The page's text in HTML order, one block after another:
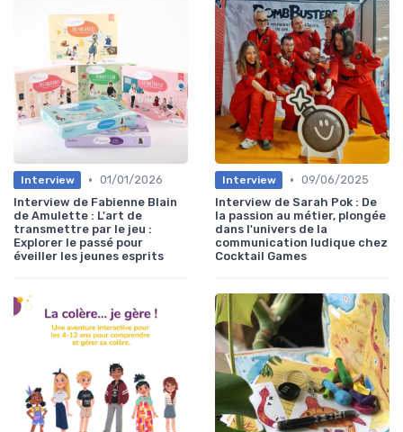
Interview • 01/01/2026
Interview de Fabienne Blain
de Amulette : L'art de
transmettre par le jeu :
Explorer le passé pour
éveiller les jeunes esprits
Interview • 09/06/2025
Interview de Sarah Pok : De
la passion au métier, plongée
dans l'univers de la
communication ludique chez
Cocktail Games